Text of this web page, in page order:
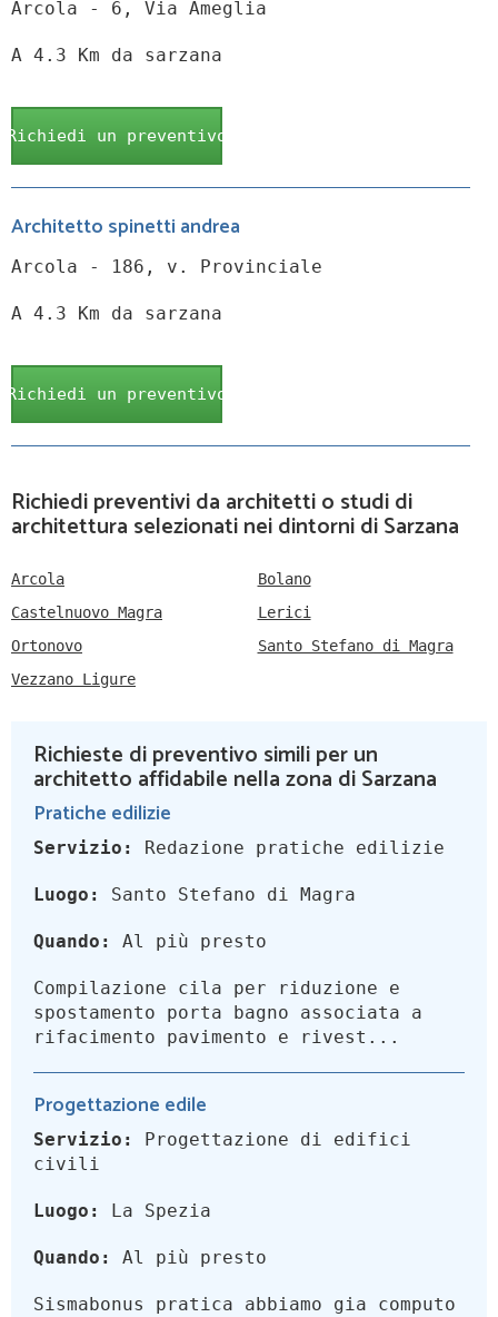
Arcola - 6, Via Ameglia
A 4.3 Km da sarzana
Richiedi un preventivo
Architetto spinetti andrea
Arcola - 186, v. Provinciale
A 4.3 Km da sarzana
Richiedi un preventivo
Richiedi preventivi da architetti o studi di
architettura selezionati nei dintorni di Sarzana
Arcola
Bolano
Castelnuovo Magra
Lerici
Ortonovo
Santo Stefano di Magra
Vezzano Ligure
Richieste di preventivo simili per un
architetto affidabile nella zona di Sarzana
Pratiche edilizie
Servizio: Redazione pratiche edilizie
Luogo: Santo Stefano di Magra
Quando: Al più presto
Compilazione cila per riduzione e
spostamento porta bagno associata a
rifacimento pavimento e rivest...
Progettazione edile
Servizio:
Progettazione di edifici
civili
Luogo: La Spezia
Quando: Al più presto
Sismabonus pratica abbiamo gia computo